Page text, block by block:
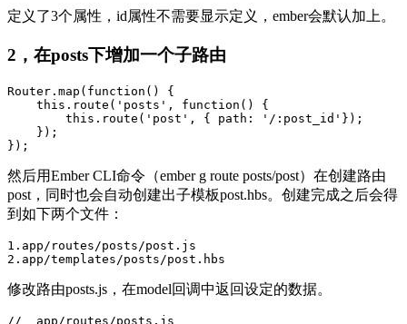
定义了3个属性，id属性不需要显示定义，ember会默认加上。
2，在posts下增加一个子路由
Router.map(function() {
    this.route('posts', function() {
        this.route('post', { path: '/:post_id'});
    });
然后用Ember CLI命令（ember g route posts/post）在创建路由
post，同时也会自动创建出子模板post.hbs。创建完成之后会得
到如下两个文件：
1.app/routes/posts/post.js
修改路由posts.js，在model回调中返回设定的数据。
//  app/routes/posts.js